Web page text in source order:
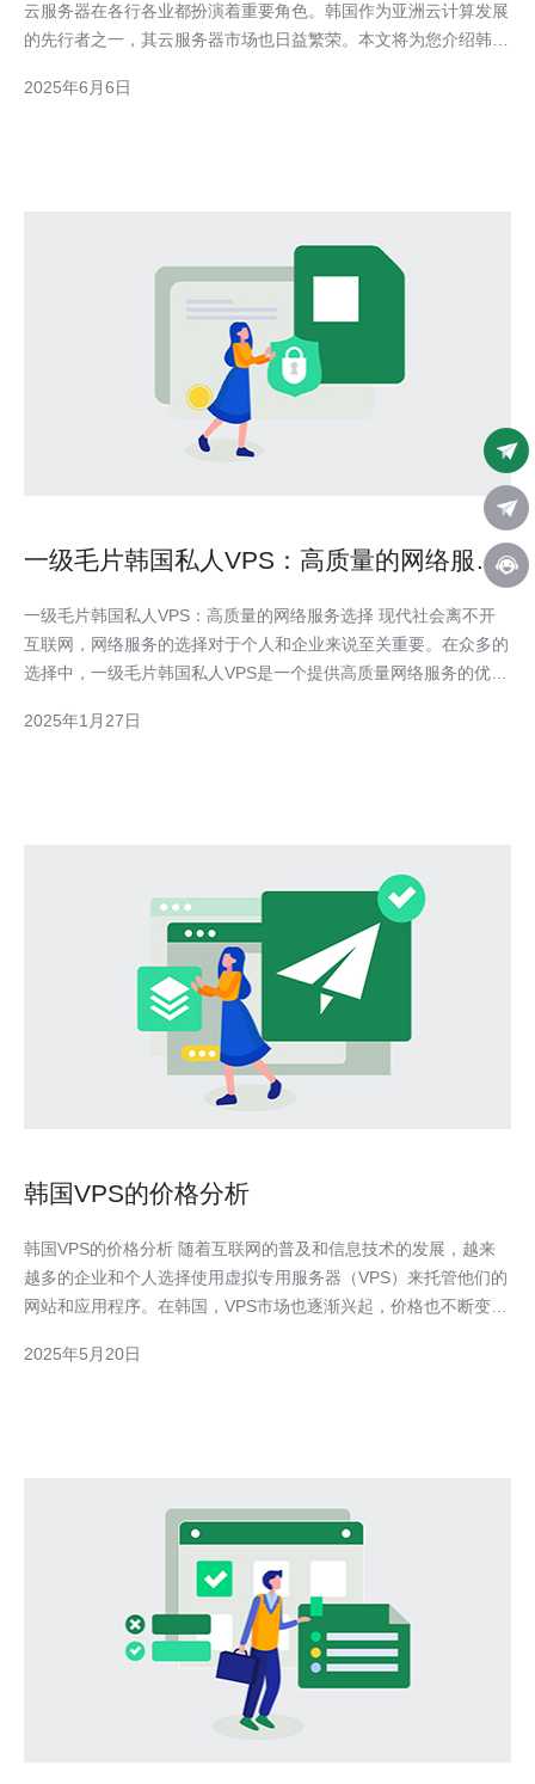
云服务器在各行各业都扮演着重要角色。韩国作为亚洲云计算发展
的先行者之一，其云服务器市场也日益繁荣。本文将为您介绍韩国
及各家云服务提供商的优劣势。 根据最新的调查和数据分析，以
2025年6月6日
一级毛片韩国私人VPS：高质量的网络服务
一级毛片韩国私人VPS：高质量的网络服务选择 现代社会离不开
互联网，网络服务的选择对于个人和企业来说至关重要。在众多的
选择中，一级毛片韩国私人VPS是一个提供高质量网络服务的优选
一级毛片韩国私人VPS是指在韩国地区提供的高质量VPS服务。它
2025年1月27日
韩国VPS的价格分析
韩国VPS的价格分析 随着互联网的普及和信息技术的发展，越来
越多的企业和个人选择使用虚拟专用服务器（VPS）来托管他们的
网站和应用程序。在韩国，VPS市场也逐渐兴起，价格也不断变
的VPS服务。 韩国VPS市场竞争激烈，有许多供应商提供各种不同
2025年5月20日